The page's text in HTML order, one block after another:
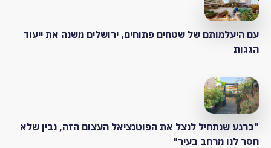
עם היעלמותם של שטחים פתוחים, ירושלים משנה את ייעוד
הגגות
"ברגע שנתחיל לנצל את הפוטנציאל העצום הזה, נבין שלא
חסר לנו מרחב בעיר"